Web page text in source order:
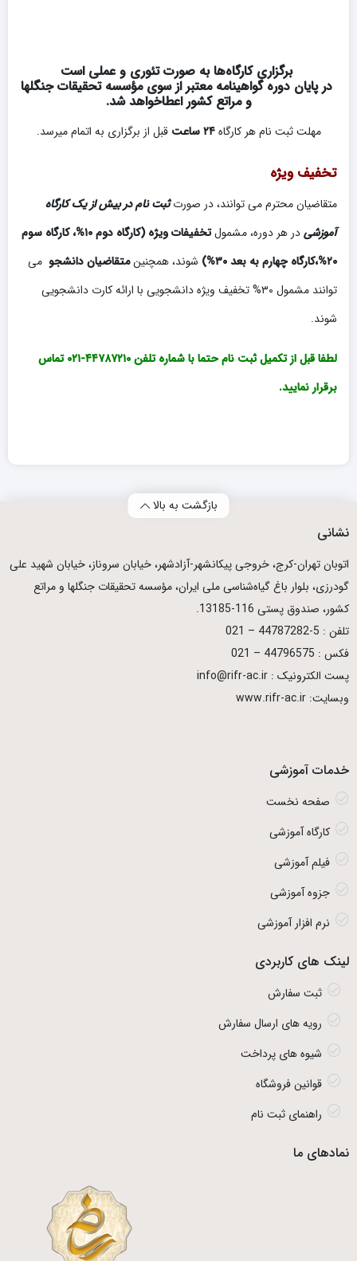
برگزاری کارگاه‌ها به صورت تئوری و عملی است
در پایان دوره گواهی‏نامه معتبر از سوی مؤسسه تحقیقات جنگلها
و مراتع کشور اعطاخواهد شد.
مهلت ثبت نام هر کارگاه۲۴ ساعت قبل از برگزاری به اتمام میرسد.
تخفیف ویژه
متقاضیان محترم می توانند،‌ در صورتثبت نام در بیش از یک کارگاه
آموزشیدر هر دوره،‌ مشمول
تخفیفات ویژه (کارگاه دوم ۱۰%، کارگاه سوم
۲۰%،کارگاه چهارم به بعد ۳۰%)
شوند،‌ همچنینمتقاضیان دانشجو می
توانند مشمول ۳۰% تخفیف ویژه دانشجویی با ارائه کارت دانشجویی
شوند.
لطفا قبل از تکمیل ثبت نام حتما با شماره تلفن ۴۴۷۸۷۲۱۰-۰۲۱ تماس
برقرار نمایید.
بازگشت به بالا
نشانی
اتوبان تهران­-كرج، خروجی پیكانشهر-آزادشهر، خیابان سروناز، خیابان شهید علی
گودرزی، بلوار باغ گیاه‌شناسی ملی ایران، مؤسسه تحقیقات جنگلها و مراتع
كشور، صندوق پستی 116-13185.
تلفن : 5-44787282 – 021
فکس : 44796575 – 021
پست الکترونیک : info@rifr-ac.ir
وبسایت: www.rifr-ac.ir
خدمات آموزشی
صفحه نخست
کارگاه آموزشی
فیلم آموزشی
جزوه آموزشی
نرم افزار آموزشی
لینک های کاربردی
ثبت سفارش
رویه های ارسال سفارش
شیوه های پرداخت
قوانین فروشگاه
راهنمای ثبت نام
نمادهای ما